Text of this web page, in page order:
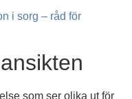
i sorg – råd för
som ser olika ut för